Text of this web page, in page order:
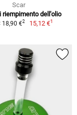
Scar
riempimento dell'olio
18,90 €2 15,12 €1